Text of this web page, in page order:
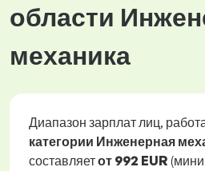
области
механика
Диапазон зарплат лиц,
категории Инженерная
составляетот 992 EUR